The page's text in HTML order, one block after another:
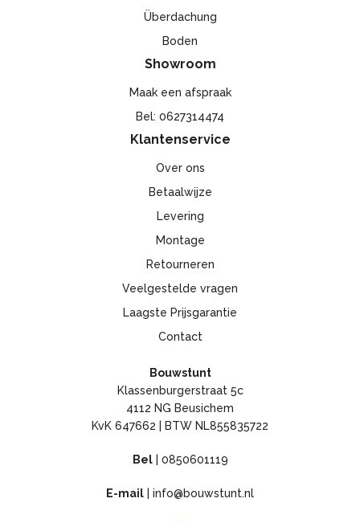
Überdachung
Boden
Showroom
Maak een afspraak
Bel: 0627314474
Klantenservice
Over ons
Betaalwijze
Levering
Montage
Retourneren
Veelgestelde vragen
Laagste Prijsgarantie
Contact
Bouwstunt
Klassenburgerstraat 5c
4112 NG Beusichem
KvK 647662 | BTW NL855835722
Bel| 0850601119
E-mail info@bouwstunt.nl